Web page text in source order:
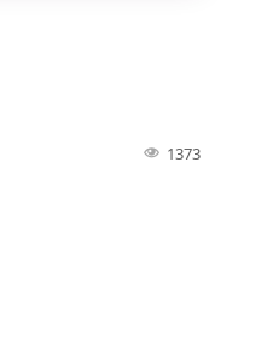
1373